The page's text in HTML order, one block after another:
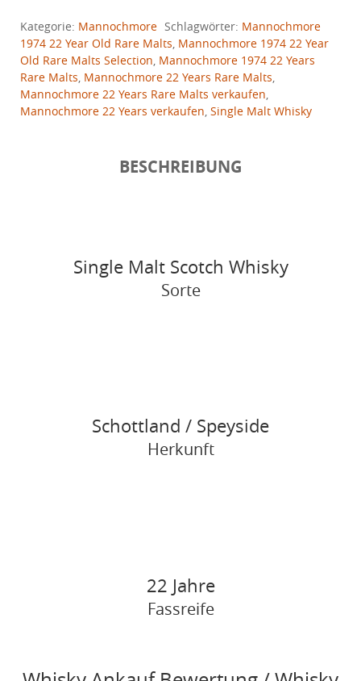
Kategorie: Mannochmore Schlagwörter: Mannochmore
1974 22 Year Old Rare Malts, Mannochmore 1974 22 Year
Old Rare Malts Selection, Mannochmore 1974 22 Years
Rare Malts, Mannochmore 22 Years Rare Malts,
Mannochmore 22 Years Rare Malts verkaufen,
Mannochmore 22 Years verkaufen, Single Malt Whisky
BESCHREIBUNG
Single Malt Scotch Whisky
Sorte
Schottland / Speyside
Herkunft
22 Jahre
Fassreife